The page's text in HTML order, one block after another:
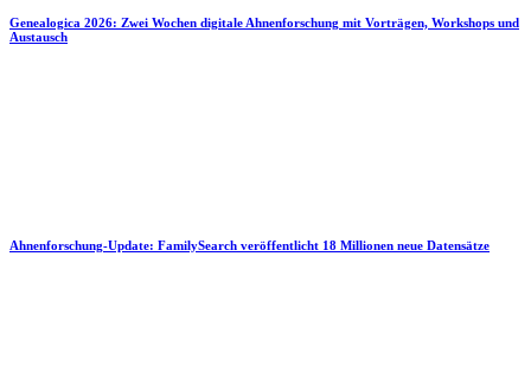
Genealogica 2026: Zwei Wochen digitale Ahnenforschung mit Vorträgen, Workshops und
Austausch
Ahnenforschung-Update: FamilySearch veröffentlicht 18 Millionen neue Datensätze